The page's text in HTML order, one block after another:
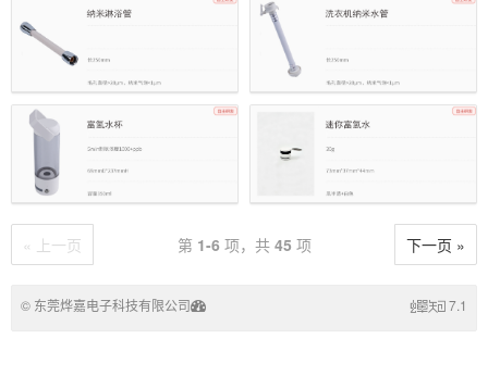
« 上一页 第 1-6 项，共 45 项 下一页 »
© 东莞烨嘉电子科技有限公司 7.1